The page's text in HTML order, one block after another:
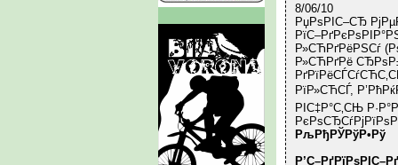
8/06/10
РџРѕРІС–СЂ
Р»СЋРґРёРЅСѓ
Р»СЋРґРё
РїР»СЋСЃ,
РІС‡Р°С‚СЊ
РљРђРЎРўР•Рў